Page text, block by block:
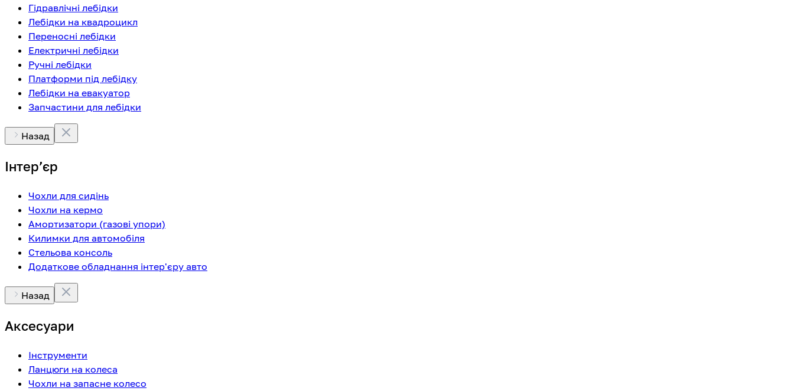
Гідравлічні лебідки
Лебідки на квадроцикл
Переносні лебідки
Електричні лебідки
Ручні лебідки
Платформи під лебідку
Лебідки на евакуатор
Запчастини для лебідки
Назад
Інтерʼєр
Чохли для сидінь
Чохли на кермо
Амортизатори (газові упори)
Килимки для автомобіля
Стельова консоль
Додаткове обладнання інтер'єру авто
Назад
Аксесуари
Інструменти
Ланцюги на колеса
Чохли на запасне колесо